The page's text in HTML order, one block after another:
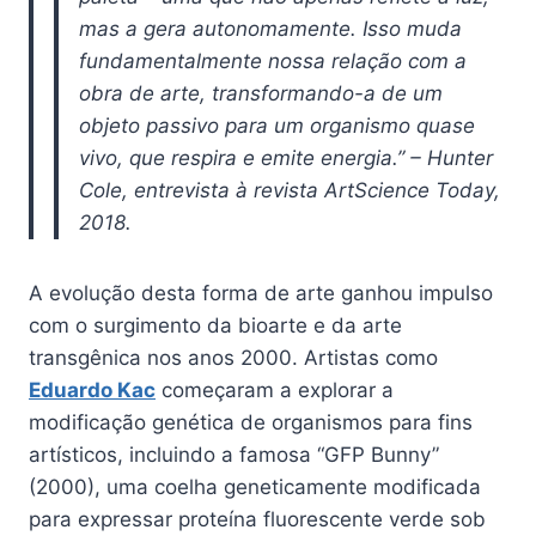
mas a gera autonomamente. Isso muda
fundamentalmente nossa relação com a
obra de arte, transformando-a de um
objeto passivo para um organismo quase
vivo, que respira e emite energia.” – Hunter
Cole, entrevista à revista ArtScience Today,
2018.
A evolução desta forma de arte ganhou impulso
com o surgimento da bioarte e da arte
transgênica nos anos 2000. Artistas como
Eduardo Kac começaram a explorar a
modificação genética de organismos para fins
artísticos, incluindo a famosa “GFP Bunny”
(2000), uma coelha geneticamente modificada
para expressar proteína fluorescente verde sob